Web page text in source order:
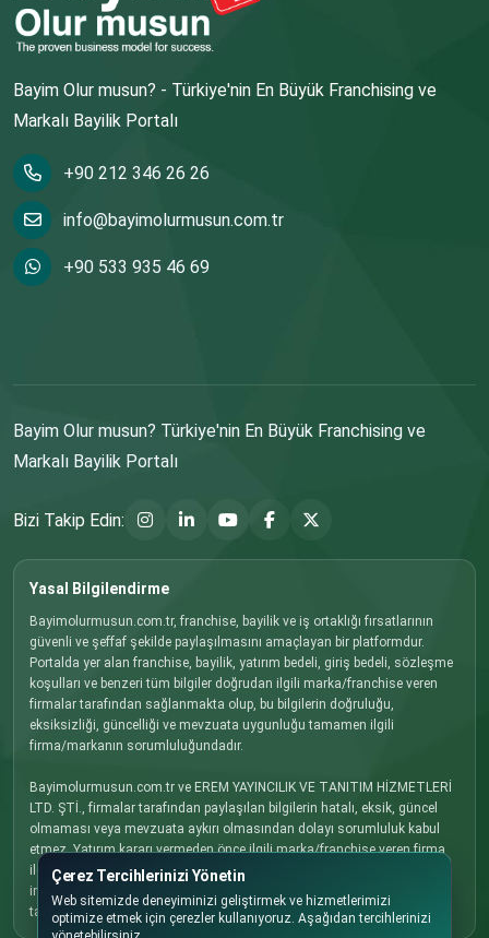
Bayim Olur musun? - Türkiye'nin En Büyük Franchising ve
Markalı Bayilik Portalı
+90 212 346 26 26
info@bayimolurmusun.com.tr
+90 533 935 46 69
Bayim Olur musun? Türkiye'nin En Büyük Franchising ve
Markalı Bayilik Portalı
Bizi Takip Edin:
Yasal Bilgilendirme
Bayimolurmusun.com.tr, franchise, bayilik ve iş ortaklığı fırsatlarının
güvenli ve şeffaf şekilde paylaşılmasını amaçlayan bir platformdur.
Portalda yer alan franchise, bayilik, yatırım bedeli, giriş bedeli, sözleşme
koşulları ve benzeri tüm bilgiler doğrudan ilgili marka/franchise veren
firmalar tarafından sağlanmakta olup, bu bilgilerin doğruluğu,
eksiksizliği, güncelliği ve mevzuata uygunluğu tamamen ilgili
firma/markanın sorumluluğundadır.
Bayimolurmusun.com.tr ve EREM YAYINCILIK VE TANITIM HİZMETLERİ
LTD. ŞTİ., firmalar tarafından paylaşılan bilgilerin hatalı, eksik, güncel
olmaması veya mevzuata aykırı olmasından dolayı sorumluluk kabul
etmez. Yatırım kararı vermeden önce ilgili marka/franchise veren firma
ile doğrudan iletişime geçmenizi, tüm koşulları detaylı olarak
incelemenizi ve gerekli hukuki, mali ve ticari danışmanlığı almanızı
tavsiye ederiz.
Çerez Tercihlerinizi Yönetin
Web sitemizde deneyiminizi geliştirmek ve hizmetlerimizi
optimize etmek için çerezler kullanıyoruz. Aşağıdan tercihlerinizi